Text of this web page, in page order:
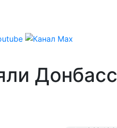
Донбасс